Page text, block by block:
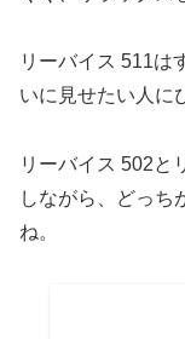
リーバイス 511は
いに見せたい人に
リーバイス 502と
しながら、どっち
ね。